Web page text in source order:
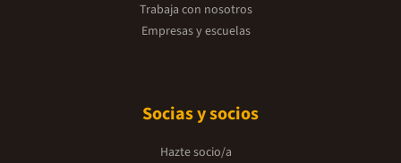
Trabaja con nosotros
Empresas y escuelas
Socias y socios
Hazte socio/a